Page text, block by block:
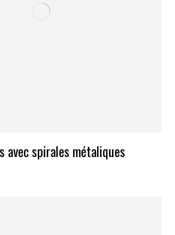
avec spirales métaliques